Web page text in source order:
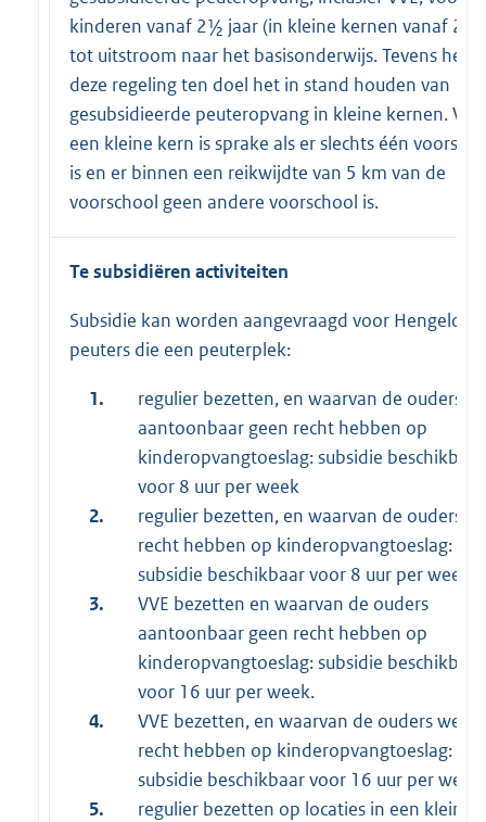
kinderen vanaf 2½ jaar (in kleine kernen vanaf 2
tot uitstroom naar het basisonderwijs. Tevens heeft
deze regeling ten doel het in stand houden van
gesubsidieerde peuteropvang in kleine kernen. Van
een kleine kern is sprake als er slechts één
is en er binnen een reikwijdte van 5 km van de
voorschool geen andere voorschool is.
Te subsidiëren activiteiten
Subsidie kan worden aangevraagd voor Hengelose
peuters die een peuterplek:
1.
regulier bezetten, en waarvan de ouders
aantoonbaar geen recht hebben op
kinderopvangtoeslag: subsidie beschikbaar
voor 8 uur per week
2.
regulier bezetten, en waarvan de ouders
recht hebben op kinderopvangtoeslag:
subsidie beschikbaar voor 8 uur per week
3.
VVE bezetten en waarvan de ouders
aantoonbaar geen recht hebben op
kinderopvangtoeslag: subsidie beschikbaar
voor 16 uur per week.
4.
VVE bezetten, en waarvan de ouders wel
recht hebben op kinderopvangtoeslag:
subsidie beschikbaar voor 16 uur per week
5.
regulier bezetten op locaties in een kleine